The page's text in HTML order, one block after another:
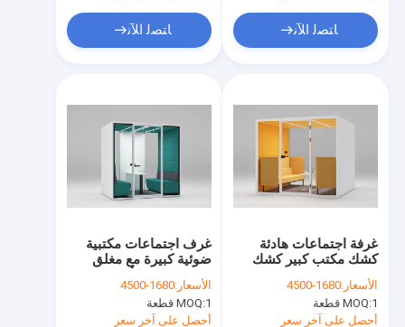
ﺎﺘﺼﻟ ﺍﻶﻧ ﺎﺘﺼﻟ ﺍﻶﻧ
غرف اجتماعات مكتبية
ضوئية كبيرة مع مغلق
الباب لـ 4 - 6 أشخاص
الأسعار:1680-4500
MOQ:1 قطعة
أحصل على آخر سعر
غرفة اجتماعات هادئة
كشك مكتب كبير كشك
أشخاص
الأسعار:1680-4500
MOQ:1 قطعة
أحصل على آخر سعر